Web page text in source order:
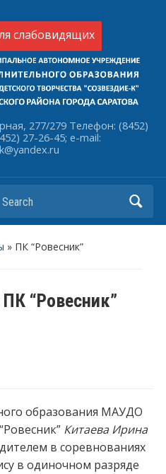
слабовидящих
277/279 Телефон: (8452)
27-26-45; e-mail:
Search
» ПК “Ровесник”
ПК “Ровесник”
образования МАУДО
Китаева Ирина
в соревнованиях
в одиночном разряде